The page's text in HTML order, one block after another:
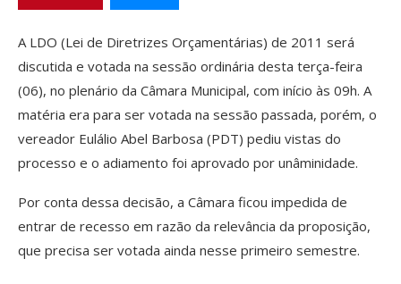
A LDO (Lei de Diretrizes Orçamentárias) de 2011 será
discutida e votada na sessão ordinária desta terça-feira
(06), no plenário da Câmara Municipal, com início às 09h. A
matéria era para ser votada na sessão passada, porém, o
vereador Eulálio Abel Barbosa (PDT) pediu vistas do
processo e o adiamento foi aprovado por unâminidade.
Por conta dessa decisão, a Câmara ficou impedida de
entrar de recesso em razão da relevância da proposição,
que precisa ser votada ainda nesse primeiro semestre.